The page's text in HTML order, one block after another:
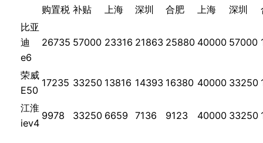
购置税 补贴 上海 深圳 合肥 上海 深圳
比亚
迪
e6
26735 57000 23316 21863 25880 40000 57000
荣威
E50
17235 33250 13816 14393 16380 40000 33250
江淮
iev4
9978 33250 6659 7136 9123 40000 33250